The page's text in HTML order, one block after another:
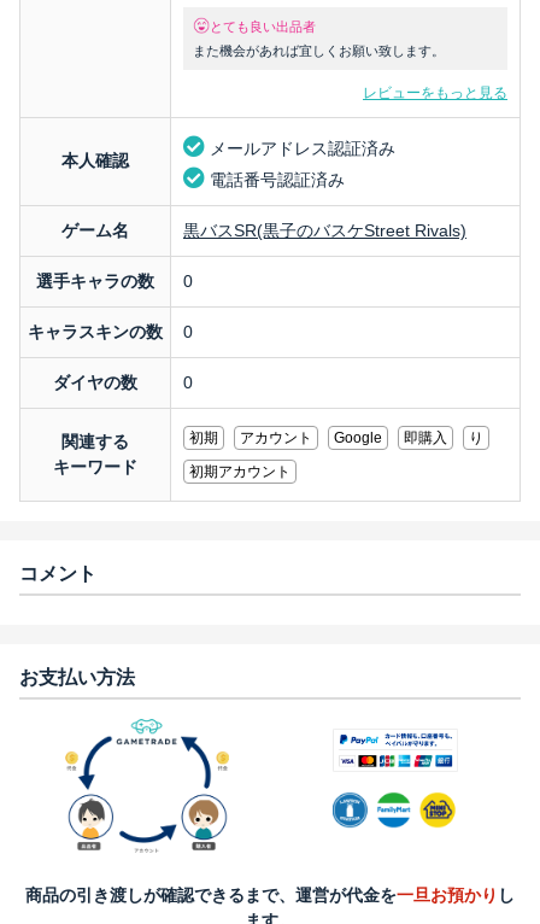
とても良い出品者
また機会があれば宜しくお願い致します。
レビューをもっと見る
本人確認
メールアドレス認証済み
電話番号認証済み
ゲーム名 黒バスSR(黒子のバスケStreet Rivals)
選手キャラの数 0
キャラスキンの数 0
ダイヤの数 0
関連する
キーワード
初期 アカウント Google 即購入
り
初期アカウント
コメント
お支払い方法
商品の引き渡しが確認できるまで、運営が代金を一旦お預かり し